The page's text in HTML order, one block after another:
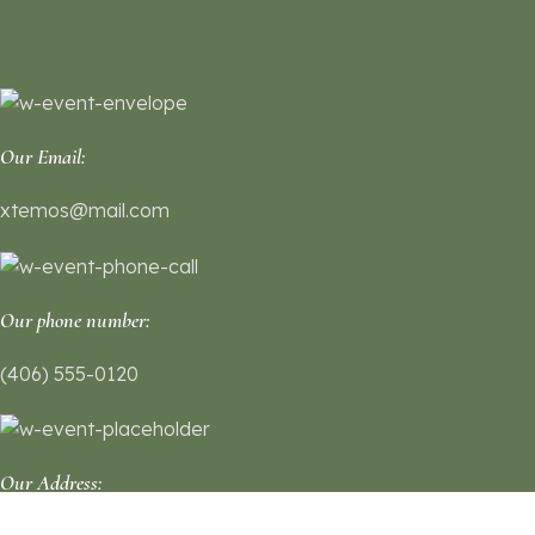
Our Email:
xtemos@mail.com
Our phone number:
(406) 555-0120
Our Address: